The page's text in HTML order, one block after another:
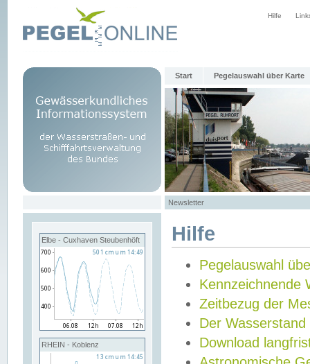
Hilfe
Start Pegelauswahl über Karte
Newsletter
Elbe - Cuxhaven Steubenhöft
RHEIN - Koblenz
Hilfe
Pegelauswahl
Kennzeichnende
Zeitbezug der
Der Wasserstand
Download